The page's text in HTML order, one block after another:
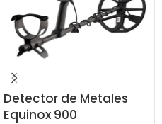
Detector de Metales
Equinox 900